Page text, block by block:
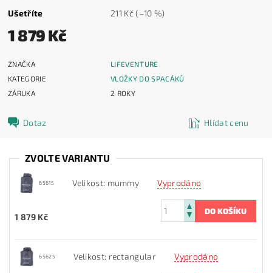
Ušetříte
211 Kč(–10 %)
1 879 Kč
ZNAČKA
LIFEVENTURE
KATEGORIE
VLOŽKY DO SPACÁKŮ
ZÁRUKA
2 ROKY
Dotaz Hlídat cenu
ZVOLTE VARIANTU
65615 Velikost: mummy Vyprodáno
1 879 Kč
65625 Velikost: rectangular Vyprodáno